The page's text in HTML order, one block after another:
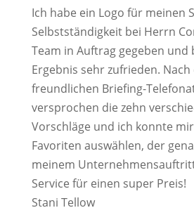
Ich habe ein Logo für meinen
Selbstständigkeit bei Herrn
Team in Auftrag gegeben und
Ergebnis sehr zufrieden.
freundlichen Briefing-
versprochen die zehn
Vorschläge und ich konnte
Favoriten auswählen, der
meinem
Service für einen super Preis!
Stani Tellow